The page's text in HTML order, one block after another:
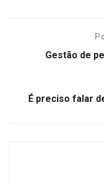
Gestão de
É preciso falar